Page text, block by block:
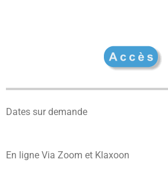
Dates sur demande
En ligne Via Zoom et Klaxoon